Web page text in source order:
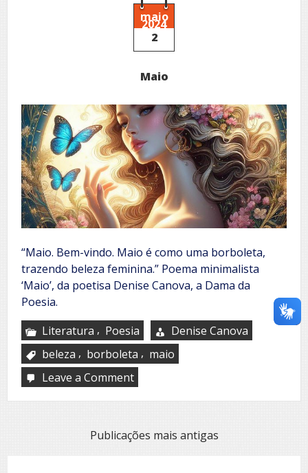
maio
2024
2
Maio
“Maio. Bem-vindo. Maio é como uma borboleta,
trazendo beleza feminina.” Poema minimalista
‘Maio’, da poetisa Denise Canova, a Dama da
Poesia.
Literatura , Poesia
Denise Canova
beleza , borboleta , maio
Leave a Commenton
NavegaçãoPublicações mais antigas